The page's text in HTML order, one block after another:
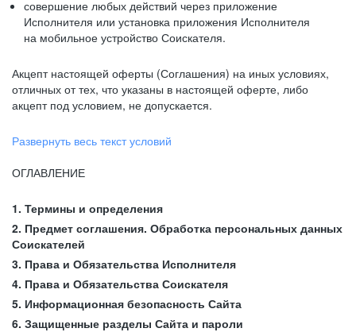
совершение любых действий через приложение
Исполнителя или установка приложения Исполнителя
на мобильное устройство Соискателя.
Акцепт настоящей оферты (Соглашения) на иных условиях,
отличных от тех, что указаны в настоящей оферте, либо
акцепт под условием, не допускается.
Развернуть весь текст условий
ОГЛАВЛЕНИЕ
1. Термины и определения
2. Предмет соглашения. Обработка персональных данных
Соискателей
3. Права и Обязательства Исполнителя
4. Права и Обязательства Соискателя
5. Информационная безопасность Сайта
6. Защищенные разделы Сайта и пароли